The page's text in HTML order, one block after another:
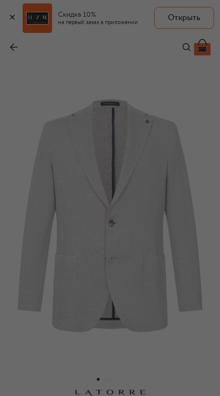
Скидка 10%
на первый заказ в приложении
Открыть
62 950 ₽